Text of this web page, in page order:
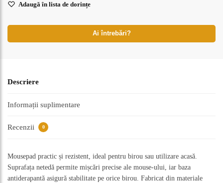
Adaugă în lista de dorințe
Ai întrebări?
Descriere
Informații suplimentare
Recenzii 0
Mousepad practic și rezistent, ideal pentru birou sau utilizare acasă.
Suprafața netedă permite mișcări precise ale mouse-ului, iar baza
antiderapantă asigură stabilitate pe orice birou. Fabricat din materiale